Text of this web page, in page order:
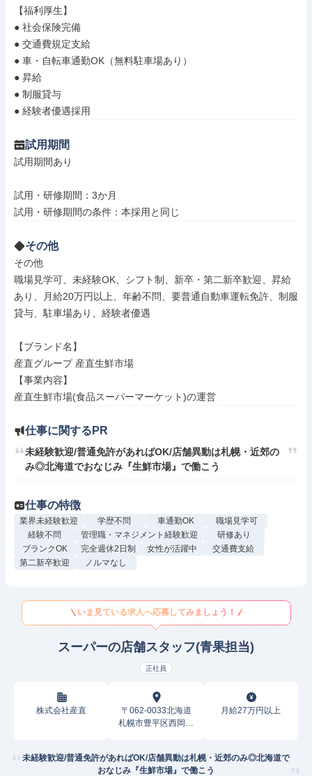
【福利厚生】
● 社会保険完備
● 交通費規定支給
● 車・自転車通勤OK（無料駐車場あり）
● 昇給
● 制服貸与
● 経験者優遇採用
試用期間
試用期間あり
試用・研修期間：3か月
その他
その他
職場見学可、未経験OK、シフト制、新卒・第二新卒歓迎、昇給
あり、月給20万円以上、年齢不問、要普通自動車運転免許、制服
貸与、駐車場あり、経験者優遇
【ブランド名】
産直グループ 産直生鮮市場
【事業内容】
産直生鮮市場(食品スーパーマーケット)の運営
仕事に関するPR
未経験歓迎/普通免許があればOK/店舗異動は札幌・近郊の
み◎北海道でおなじみ『生鮮市場』で働こう
仕事の特徴
業界未経験歓迎 学歴不問 車通勤OK
職場見学可
経験不問
管理職・マネジメント経験歓迎
研修あり
ブランクOK
完全週休2日制 女性が活躍中
交通費支給
第二新卒歓迎
ノルマなし
いま見ている求人へ応募してみましょう！
スーパーの店舗スタッフ(青果担当)
正社員
株式会社産直
〒062-0033北海道
札幌市豊平区西岡三
月給27万円以上
未経験歓迎/普通免許があればOK/店舗異動は札幌・近郊のみ◎北海道で
おなじみ『生鮮市場』で働こう